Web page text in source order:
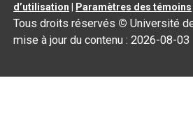
d’utilisation
Paramètres des témoins
Tous droits réservés © Université
mise à jour du contenu :2026-08-03